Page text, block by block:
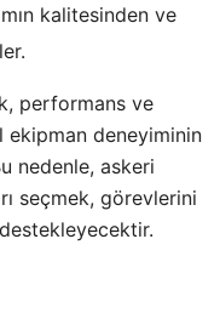
kalitesinden ve
performans ve
deneyiminin
nedenle, askeri
seçmek, görevlerini